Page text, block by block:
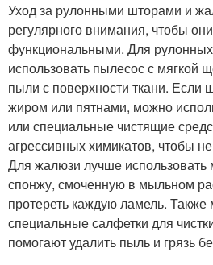
Уход за рулонными шторами и
регулярного внимания, чтобы
функциональными. Для
использовать пылесос с мягкой
пыли с поверхности ткани. Если
жиром или пятнами, можно
или специальные чистящие
агрессивных химикатов, чтобы
Для жалюзи лучше использовать
спонжу, смоченную в мыльном
протереть каждую ламель. Также
специальные салфетки для
помогают удалить пыль и грязь